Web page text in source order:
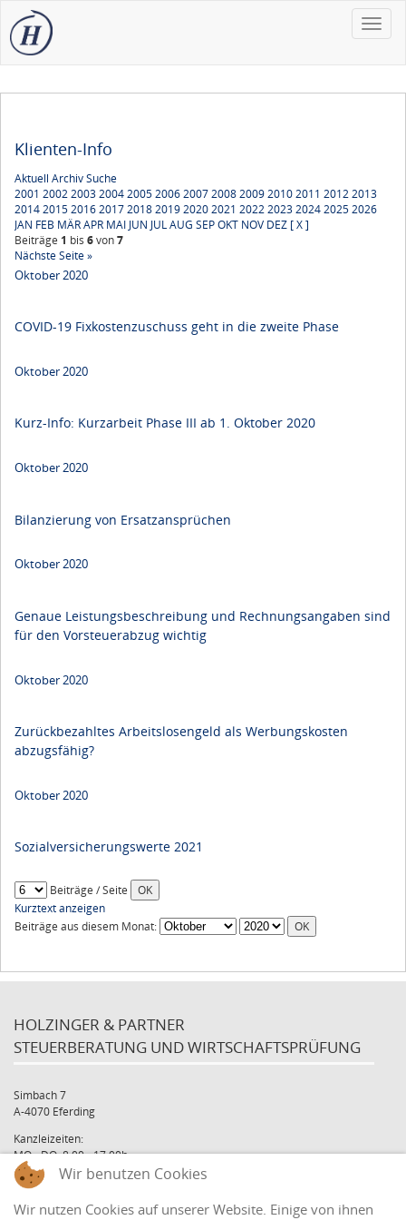
Toggle
Klienten-Info
Aktuell ArchivSuche
2001 2002200320042005200620072008200920102011 20122013
20142015201620172018201920202021 20222023202420252026
JAN FEB MÄRAPR MAI JUN JULAUG SEPOKT NOV DEZ [ X ]
Beiträge 1 bis 6von7
Nächste Seite »
Oktober 2020
COVID-19 Fixkostenzuschuss geht in die zweite Phase
Oktober 2020
Kurz-Info: Kurzarbeit Phase III ab 1. Oktober 2020
Oktober 2020
Bilanzierung von Ersatzansprüchen
Oktober 2020
Genaue Leistungsbeschreibung und Rechnungsangaben sind
für den Vorsteuerabzug wichtig
Oktober 2020
Zurückbezahltes Arbeitslosengeld als Werbungskosten
abzugsfähig?
Oktober 2020
Sozialversicherungswerte 2021
Beiträge / Seite
Kurztext anzeigen
Beiträge aus diesem Monat:
HOLZINGER & PARTNER
STEUERBERATUNG UND WIRTSCHAFTSPRÜFUNG
Simbach 7
A-4070 Eferding
Kanzleizeiten:
MO - DO: 8:00 - 17:00h
FR: 8:00 - 12:00h
Tel: +43 7272 39 79 - 0
Wir benutzen Cookies
Wir nutzen Cookies auf unserer Website. Einige von ihnen